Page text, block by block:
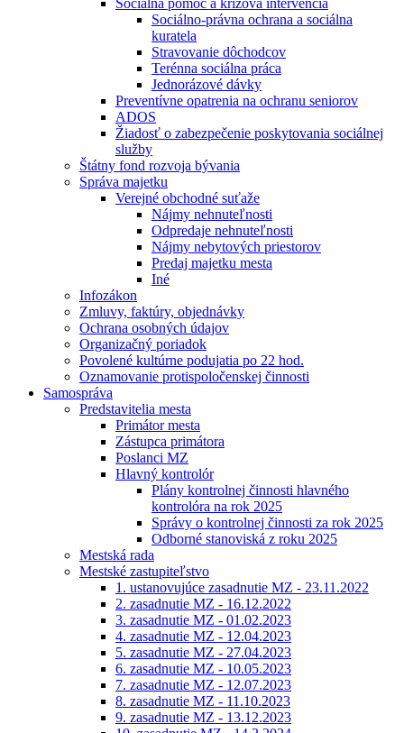
Sociálna pomoc a krízová intervencia
Sociálno-právna ochrana a sociálna
kuratela
Stravovanie dôchodcov
Terénna sociálna práca
Jednorázové dávky
Preventívne opatrenia na ochranu seniorov
ADOS
Žiadosť o zabezpečenie poskytovania sociálnej
služby
Štátny fond rozvoja bývania
Správa majetku
Verejné obchodné suťaže
Nájmy nehnuteľnosti
Odpredaje nehnuteľnosti
Nájmy nebytových priestorov
Predaj majetku mesta
Iné
Infozákon
Zmluvy, faktúry, objednávky
Ochrana osobných údajov
Organizačný poriadok
Povolené kultúrne podujatia po 22 hod.
Oznamovanie protispoločenskej činnosti
Samospráva
Predstavitelia mesta
Primátor mesta
Zástupca primátora
Poslanci MZ
Hlavný kontrolór
Plány kontrolnej činnosti hlavného
kontrolóra na rok 2025
Správy o kontrolnej činnosti za rok 2025
Odborné stanoviská z roku 2025
Mestská rada
Mestské zastupiteľstvo
1. ustanovujúce zasadnutie MZ - 23.11.2022
2. zasadnutie MZ - 16.12.2022
3. zasadnutie MZ - 01.02.2023
4. zasadnutie MZ - 12.04.2023
5. zasadnutie MZ - 27.04.2023
6. zasadnutie MZ - 10.05.2023
7. zasadnutie MZ - 12.07.2023
8. zasadnutie MZ - 11.10.2023
9. zasadnutie MZ - 13.12.2023